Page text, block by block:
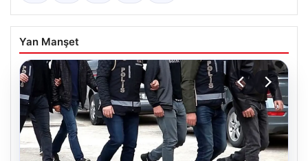
Yan Manşet